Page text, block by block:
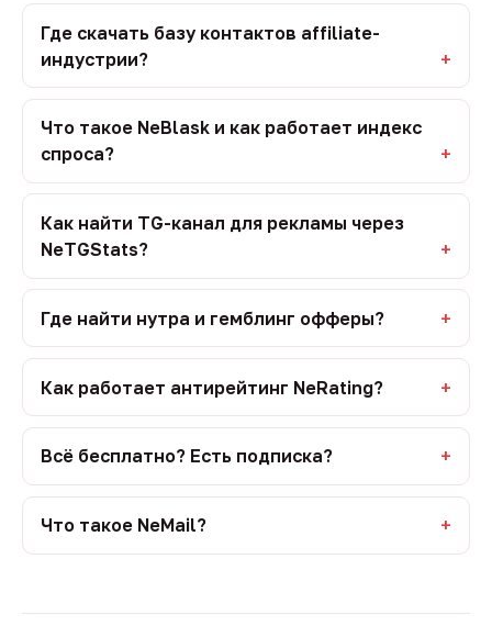
Где скачать базу контактов affiliate-
индустрии?
Что такое NeBlask и как работает индекс
спроса?
Как найти TG-канал для рекламы через
NeTGStats?
Где найти нутра и гемблинг офферы?
Как работает антирейтинг NeRating?
Всё бесплатно? Есть подписка?
Что такое NeMail?